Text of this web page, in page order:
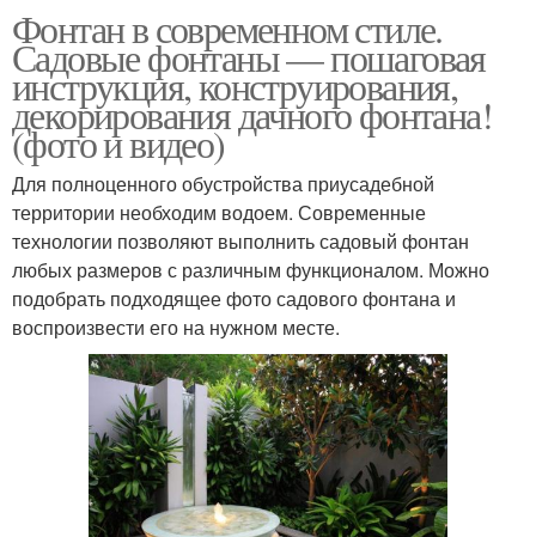
Фонтан в современном стиле.
Садовые фонтаны — пошаговая
инструкция, конструирования,
декорирования дачного фонтана!
(фото и видео)
Для полноценного обустройства приусадебной
территории необходим водоем. Современные
технологии позволяют выполнить садовый фонтан
любых размеров с различным функционалом. Можно
подобрать подходящее фото садового фонтана и
воспроизвести его на нужном месте.